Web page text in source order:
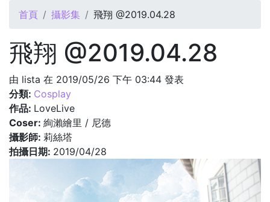
您在這裡
首頁 攝影集 飛翔 @2019.04.28
飛翔 @2019.04.28
由 lista 在 2019/05/26 下午 03:44 發表
分類: Cosplay
作品: LoveLive
Coser: 絢瀨繪里 / 尼德
攝影師: 莉絲塔
拍攝日期: 2019/04/28